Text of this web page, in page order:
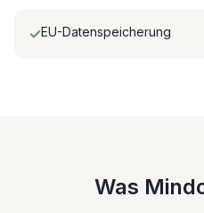
✓EU-Datenspeicherung
Was